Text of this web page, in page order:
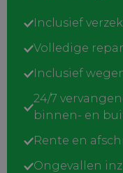
Inclusief
Volledige
Inclusief
24/7
binnen- en
Rente en
Ongevallen